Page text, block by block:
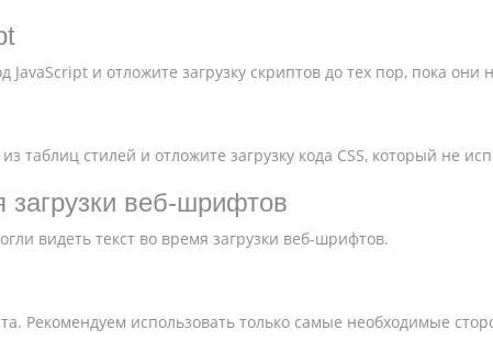
и отложите загрузку скриптов до тех пор, пока они
таблиц стилей и отложите загрузку кода CSS, который не
загрузки веб-шрифтов
видеть текст во время загрузки веб-шрифтов.
Рекомендуем использовать только самые необходимые